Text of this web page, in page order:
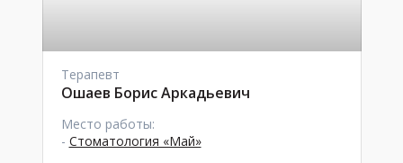
Терапевт
Ошаев Борис Аркадьевич
Место работы:
- Стоматология «Май»